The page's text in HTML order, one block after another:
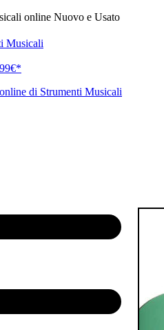
online Nuovo e Usato
Musicali